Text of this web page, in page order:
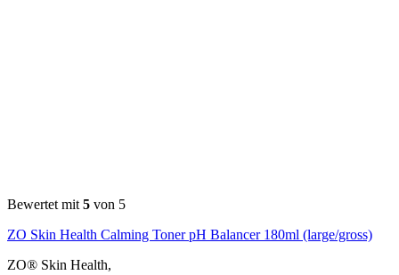
Bewertet mit 5 von 5
ZO Skin Health Calming Toner pH Balancer 180ml (large/gross)
ZO® Skin Health,